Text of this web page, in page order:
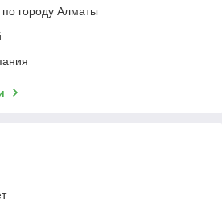
по городу Алматы